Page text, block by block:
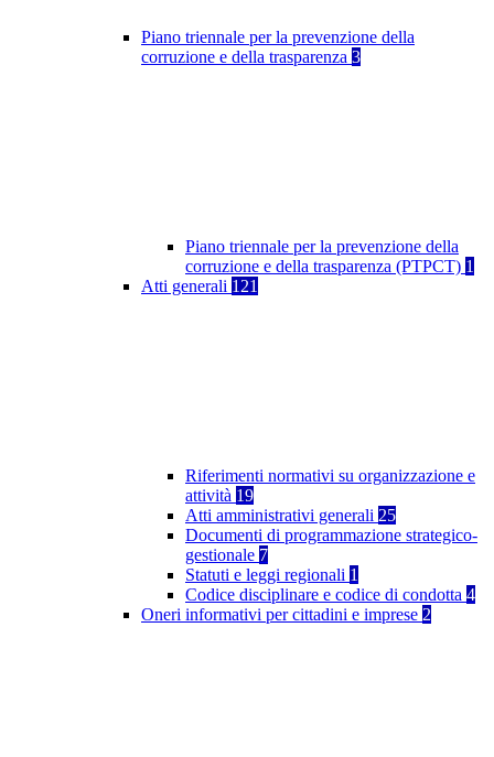
Piano triennale per la prevenzione della
corruzione e della trasparenza 3
Piano triennale per la prevenzione della
corruzione e della trasparenza (PTPCT) 1
Atti generali 121
Riferimenti normativi su organizzazione e
attività 19
Atti amministrativi generali 25
Documenti di programmazione strategico-
gestionale 7
Statuti e leggi regionali 1
Codice disciplinare e codice di condotta 4
Oneri informativi per cittadini e imprese 2